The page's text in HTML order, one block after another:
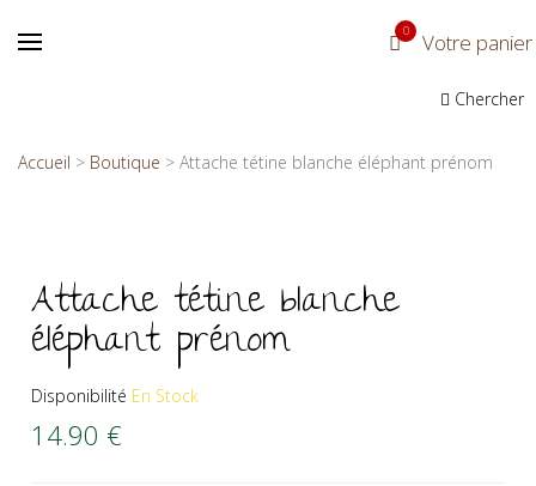
0 Votre panier
Chercher
Accueil > Boutique > Attache tétine blanche éléphant prénom
Attache tétine blanche
éléphant prénom
Disponibilité En Stock
14.90 €